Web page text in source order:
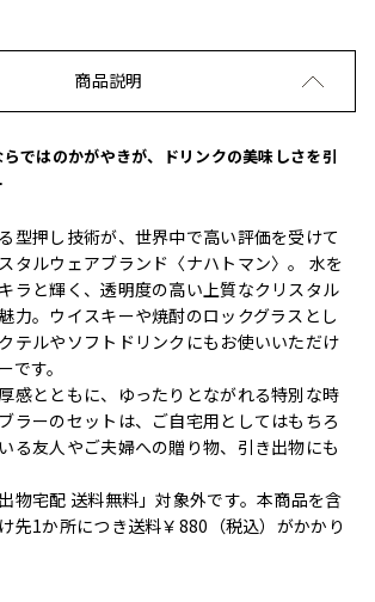
商品説明
ではのかがやきが、ドリンクの美味しさを引
型押し技術が、世界中で高い評価を受けて
タルウェアブランド〈ナハトマン〉。 水を
ラと輝く、透明度の高い上質なクリスタル
力。ウイスキーや焼酎のロックグラスとし
テルやソフトドリンクにもお使いいただけ
です。
感とともに、ゆったりとながれる特別な時
ラーのセットは、ご自宅用としてはもちろ
る友人やご夫婦への贈り物、引き出物にも
物宅配 送料無料」対象外です。本商品を含
先1か所につき送料￥880（税込）がかかり